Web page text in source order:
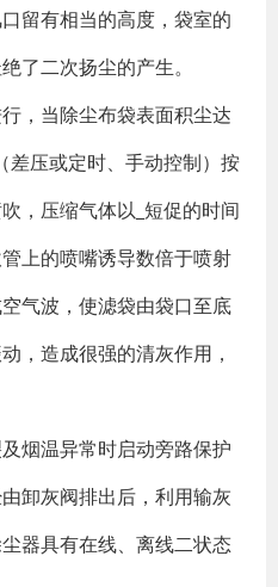
留有相当的高度，袋室的
了二次扬尘的产生。
，当除尘布袋表面积尘达
差压或定时、手动控制）按
，压缩气体以_短促的时间
上的喷嘴诱导数倍于喷射
气波，使滤袋由袋口至底
，造成很强的清灰作用，
烟温异常时启动旁路保护
卸灰阀排出后，利用输灰
器具有在线、离线二状态